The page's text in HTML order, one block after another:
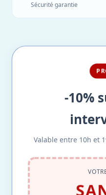
Sécurité garantie
-10%
Valable entre 10h et